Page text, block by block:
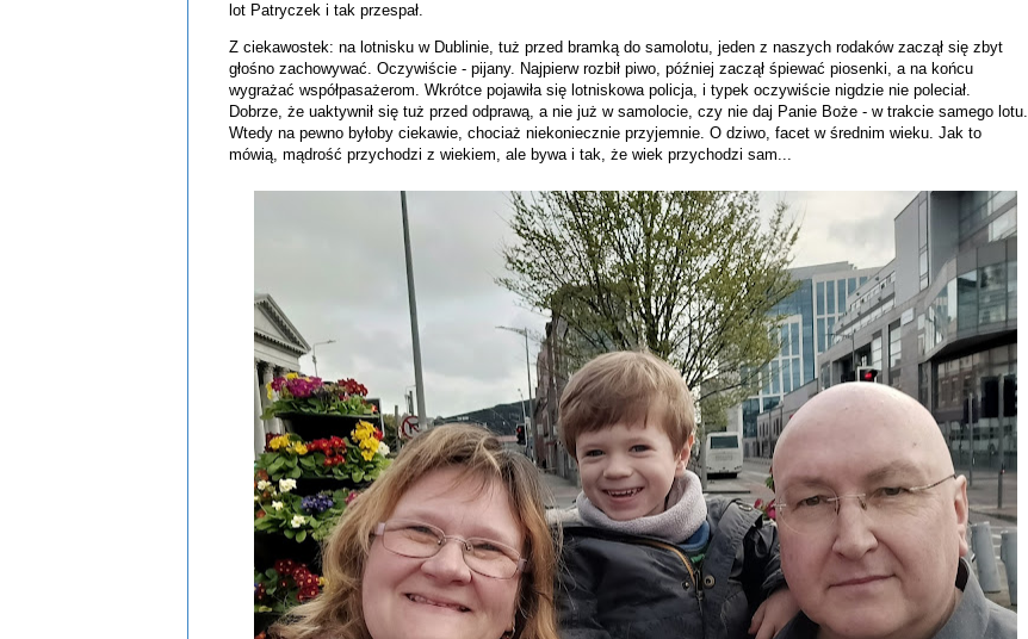
lot Patryczek i tak przespał.
Z ciekawostek: na lotnisku w Dublinie, tuż przed bramką do samolotu, jeden z naszych rodaków zaczął się zbyt
głośno zachowywać. Oczywiście - pijany. Najpierw rozbił piwo, później zaczął śpiewać piosenki, a na końcu
wygrażać współpasażerom. Wkrótce pojawiła się lotniskowa policja, i typek oczywiście nigdzie nie poleciał.
Dobrze, że uaktywnił się tuż przed odprawą, a nie już w samolocie, czy nie daj Panie Boże - w trakcie samego lotu.
Wtedy na pewno byłoby ciekawie, chociaż niekoniecznie przyjemnie. O dziwo, facet w średnim wieku. Jak to
mówią, mądrość przychodzi z wiekiem, ale bywa i tak, że wiek przychodzi sam...